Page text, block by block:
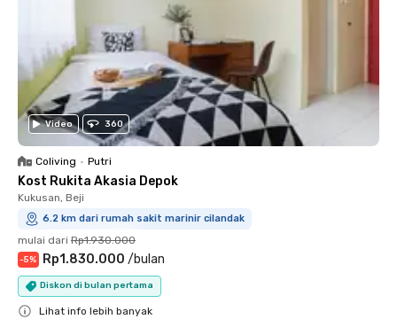
Video 360
Coliving • Putri
Kost Rukita Akasia Depok
Kukusan, Beji
6.2 km dari rumah sakit marinir cilandak
mulai dari Rp1.930.000
-5% Rp1.830.000 /bulan
Diskon di bulan pertama
Lihat info lebih banyak